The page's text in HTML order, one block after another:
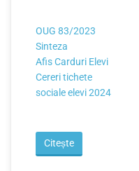
OUG 83/2023
Sinteza
Afis Carduri Elevi
Cereri tichete
sociale elevi 2024
Citește